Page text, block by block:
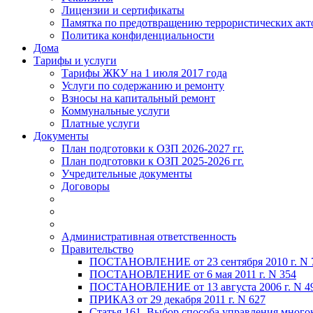
Лицензии и сертификаты
Памятка по предотвращению террористических
Политика конфиденциальности
Дома
Тарифы и услуги
Тарифы ЖКУ на 1 июля 2017 года
Услуги по содержанию и ремонту
Взносы на капитальный ремонт
Коммунальные услуги
Платные услуги
Документы
План подготовки к ОЗП 2026-2027 гг.
План подготовки к ОЗП 2025-2026 гг.
Учредительные документы
Договоры
Административная ответственность
Правительство
ПОСТАНОВЛЕНИЕ от 23 сентября 2010 г. N
ПОСТАНОВЛЕНИЕ от 6 мая 2011 г. N 354
ПОСТАНОВЛЕНИЕ от 13 августа 2006 г. N
ПРИКАЗ от 29 декабря 2011 г. N 627